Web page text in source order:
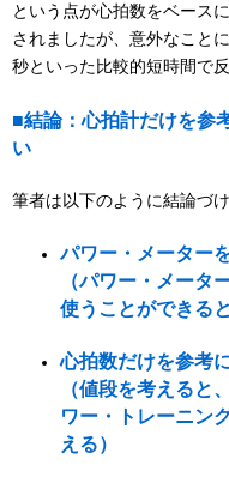
という点が心拍数をベース
されましたが、意外なこと
秒といった比較的短時間で
■結論：心拍計だけを参
い
筆者は以下のように結論づけ
パワー・メーター
（パワー・メータ
使うことができる
心拍数だけを参考
（値段を考えると
ワー・トレーニン
える）